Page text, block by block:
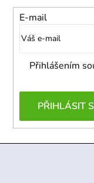
E-mail
Přihlášením
PŘIHLÁSIT